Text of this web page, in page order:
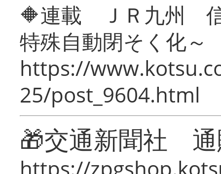
🔶連載 ＪＲ九州 信
特殊自動閉そく化～
https://
25/post_9604.html
🎁交通新聞社